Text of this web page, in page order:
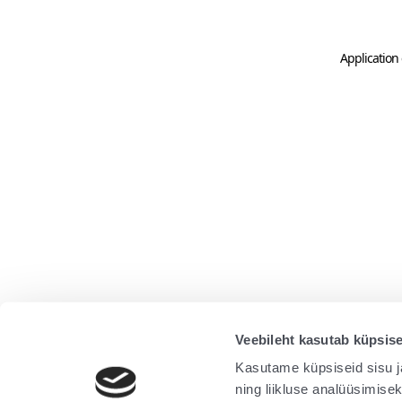
Veebileht kasutab
Kasutame küpsiseid sisu
ning liikluse
Application